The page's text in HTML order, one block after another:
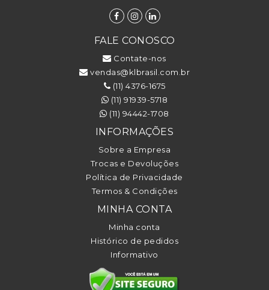
FALE CONOSCO
Contate-nos
vendas@klbrasil.com.br
(11) 4376-1675
(11) 91939-5718
(11) 94442-1708
INFORMAÇÕES
Sobre a Empresa
Trocas e Devoluções
Política de Privacidade
Termos & Condições
MINHA CONTA
Minha conta
Histórico de pedidos
Informativo